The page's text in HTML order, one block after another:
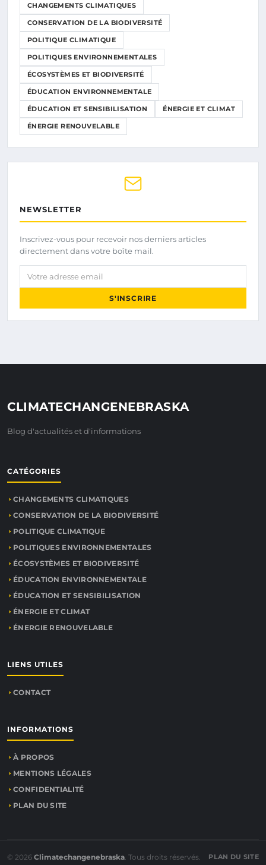
CHANGEMENTS CLIMATIQUES
CONSERVATION DE LA BIODIVERSITÉ
POLITIQUE CLIMATIQUE
POLITIQUES ENVIRONNEMENTALES
ÉCOSYSTÈMES ET BIODIVERSITÉ
ÉDUCATION ENVIRONNEMENTALE
ÉDUCATION ET SENSIBILISATION ÉNERGIE ET CLIMAT
ÉNERGIE RENOUVELABLE
NEWSLETTER
Inscrivez-vous pour recevoir nos derniers articles
directement dans votre boîte mail.
Votre adresse email
S'INSCRIRE
CLIMATECHANGENEBRASKA
Blog d'actualités et d'informations
CATÉGORIES
CHANGEMENTS CLIMATIQUES
CONSERVATION DE LA BIODIVERSITÉ
POLITIQUE CLIMATIQUE
POLITIQUES ENVIRONNEMENTALES
ÉCOSYSTÈMES ET BIODIVERSITÉ
ÉDUCATION ENVIRONNEMENTALE
ÉDUCATION ET SENSIBILISATION
ÉNERGIE ET CLIMAT
ÉNERGIE RENOUVELABLE
LIENS UTILES
CONTACT
INFORMATIONS
À PROPOS
MENTIONS LÉGALES
CONFIDENTIALITÉ
PLAN DU SITE
© 2026 Climatechangenebraska. Tous droits réservés. PLAN DU SITE